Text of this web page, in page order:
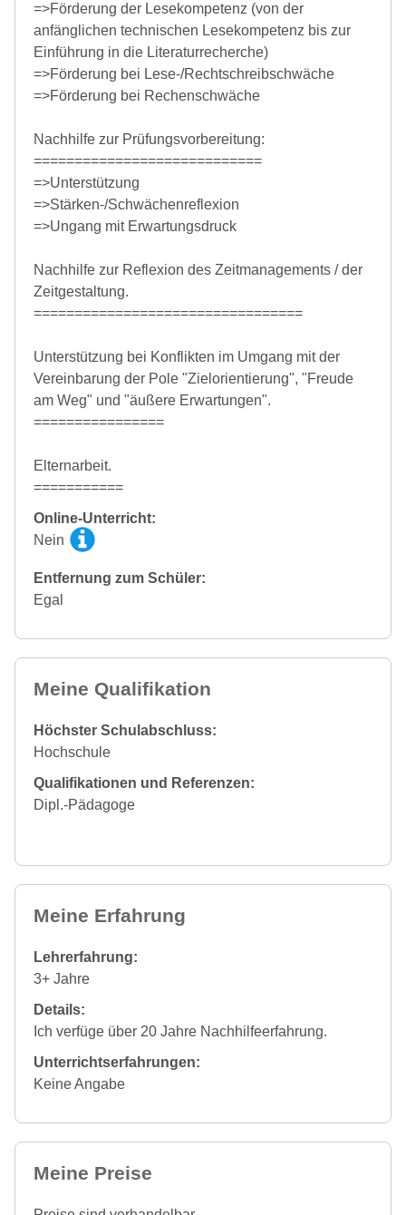
=>Förderung der Lesekompetenz (von der
anfänglichen technischen Lesekompetenz bis zur
Einführung in die Literaturrecherche)
=>Förderung bei Lese-/Rechtschreibschwäche
=>Förderung bei Rechenschwäche
Nachhilfe zur Prüfungsvorbereitung:
============================
=>Unterstützung
=>Stärken-/Schwächenreflexion
=>Ungang mit Erwartungsdruck
Nachhilfe zur Reflexion des Zeitmanagements / der
Zeitgestaltung.
=================================
Unterstützung bei Konflikten im Umgang mit der
Vereinbarung der Pole "Zielorientierung", "Freude
am Weg" und "äußere Erwartungen".
================
Elternarbeit.
===========
Online-Unterricht:
Nein
Entfernung zum Schüler:
Egal
Meine Qualifikation
Höchster Schulabschluss:
Hochschule
Qualifikationen und Referenzen:
Dipl.-Pädagoge
Meine Erfahrung
Lehrerfahrung:
3+ Jahre
Details:
Ich verfüge über 20 Jahre Nachhilfeerfahrung.
Unterrichtserfahrungen:
Keine Angabe
Meine Preise